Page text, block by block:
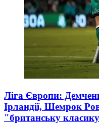
Ліга Європи:
Ірландії, Шемрок
"британську